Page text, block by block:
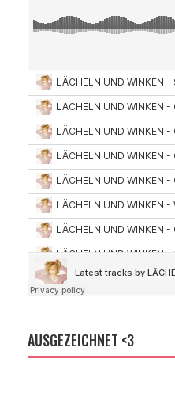
AUSGEZEICHNET <3